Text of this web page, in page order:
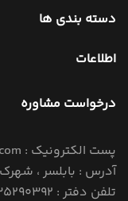
دسته بندی ها
اطلاعات
درخواست مشاوره
پست الکترونیک : almaasiran@gmail.com
آدرس : بابلسر ،
تلفن دفتر : 01135290392